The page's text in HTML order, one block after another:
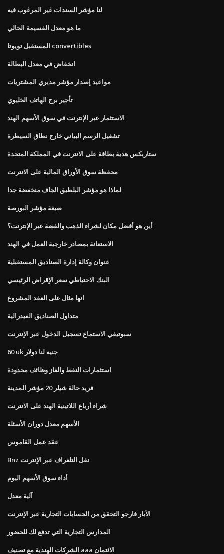
لنا مؤشر السندات غير المرغوب فيه
ما هو معدل القسيمة الحالي
المستقبل تويوتا convertibles
انخفاض في معدل البطالة
مواعيد إصدار مؤشر مديري المشتريات
تأجير برج الهاتف الخليوي
الاستثمار عبر الإنترنت في سوق الأسهم الهند
تشغيل الرسم البياني خارج نطاق السيطرة
ستاربكس هدية بطاقة على الانترنت في المملكة المتحدة
محفظة سوق الأوراق المالية على الانترنت
لماذا هو مؤشر البلطيق الجاف منخفضة جدا
صيغة مؤشر البورصة
أين هو أفضل مكان لشراء الذهب والفضة عبر الإنترنت؟
الاستعانة بمصادر خارجية العمل في الهند
عنوان وكالة إدارة الصناديق المستقبلية
البنك الاحتياطي سعر الإقراض الرئيسي
انها مثال على العقد المشروع
متداول الصناديق الفيدرالية
سبوتيفي الاستماع تسجيل الدخول عبر الإنترنت
60 uk جنيه لنا دولار
استثمارات النفط والغاز وظائف محدودة
فريد حالة شيلر 20 مؤشر المدينة
شراء أرباع اللاتينية الهند على الانترنت
الأسهم معدل دوران الأسئلة
عقد عمل القاموس
Bnz نقل التلغراف عبر الإنترنت
أداء سوق الأسهم اليوم
آلية معدل
الآبار فارجو التحقق من الحسابات التجارية عبر الإنترنت
المدارس التجارية التي تدفع لك للحضور
الشركات الهندية مع تصنيف aaa الائتمان